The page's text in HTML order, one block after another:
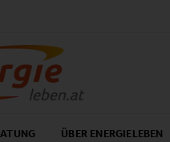
ÜBER ENERGIELEBEN